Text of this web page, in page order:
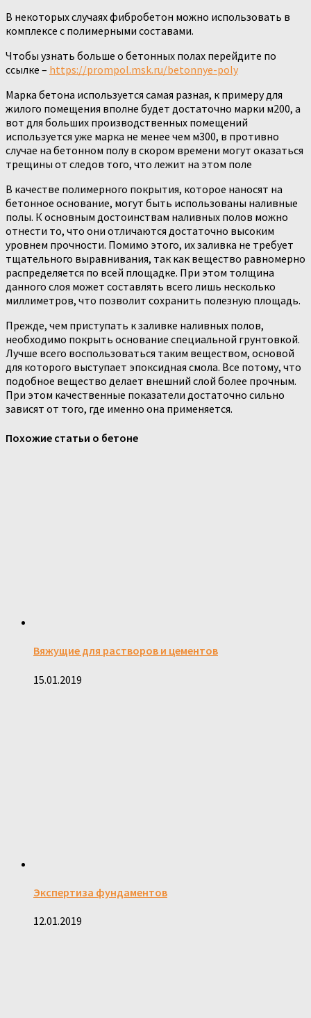
В некоторых случаях фибробетон можно использовать в
комплексе с полимерными составами.
Чтобы узнать больше о бетонных полах перейдите по
ссылке – https://prompol.msk.ru/betonnye-poly
Марка бетона используется самая разная, к примеру для
жилого помещения вполне будет достаточно марки м200, а
вот для больших производственных помещений
используется уже марка не менее чем м300, в противно
случае на бетонном полу в скором времени могут оказаться
трещины от следов того, что лежит на этом поле
В качестве полимерного покрытия, которое наносят на
бетонное основание, могут быть использованы наливные
полы. К основным достоинствам наливных полов можно
отнести то, что они отличаются достаточно высоким
уровнем прочности. Помимо этого, их заливка не требует
тщательного выравнивания, так как вещество равномерно
распределяется по всей площадке. При этом толщина
данного слоя может составлять всего лишь несколько
миллиметров, что позволит сохранить полезную площадь.
Прежде, чем приступать к заливке наливных полов,
необходимо покрыть основание специальной грунтовкой.
Лучше всего воспользоваться таким веществом, основой
для которого выступает эпоксидная смола. Все потому, что
подобное вещество делает внешний слой более прочным.
При этом качественные показатели достаточно сильно
зависят от того, где именно она применяется.
Похожие статьи о бетоне
Вяжущие для растворов и цементов
15.01.2019
Экспертиза фундаментов
12.01.2019